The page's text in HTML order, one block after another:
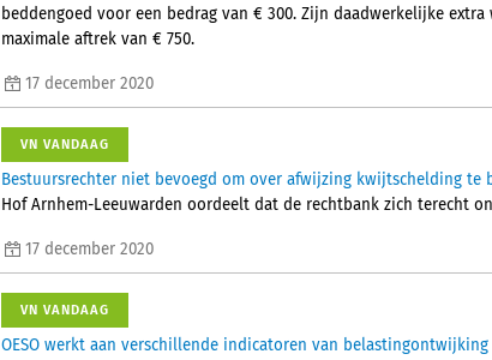
beddengoed voor een bedrag van € 300. Zijn daadwerkelijke
maximale aftrek van € 750.
17 december 2020
VN VANDAAG
Bestuursrechter niet bevoegd om over afwijzing kwijtschelding te
Hof Arnhem-Leeuwarden oordeelt dat de rechtbank zich terecht
17 december 2020
VN VANDAAG
OESO werkt aan verschillende indicatoren van belastingontwijking